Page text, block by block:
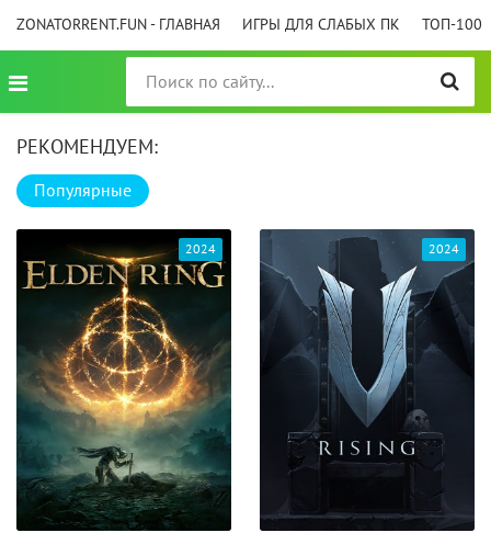
ZONATORRENT.FUN - ГЛАВНАЯ ИГРЫ ДЛЯ СЛАБЫХ ПК ТОП-100
РЕКОМЕНДУЕМ:
Популярные
2024 2024